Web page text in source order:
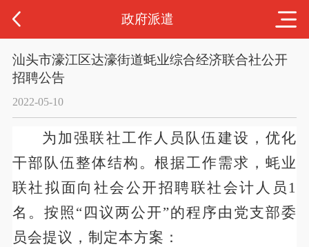
政府派遣
汕头市濠江区达濠街道蚝业综合经济联合社公开
招聘公告
2022-05-10
为加强联社工作人员队伍建设，优化
干部队伍整体结构。根据工作需求，蚝业
联社拟面向社会公开招聘联社会计人员 1
名。按照“四议两公开”的程序由党支部委
员会提议，制定本方案：